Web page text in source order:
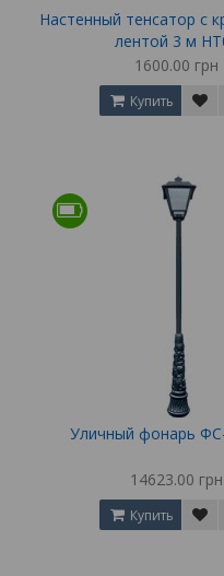
Настенный тенсатор с
лентой 3 м
1600.00 грн
Купить
Уличный фонарь
14623.00 грн
Купить